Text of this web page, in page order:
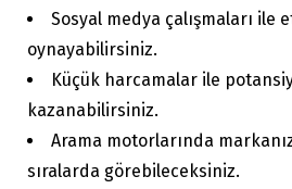
Sosyal medya çalışmaları ile
oynayabilirsiniz.
Küçük harcamalar ile
kazanabilirsiniz.
Arama motorlarında
sıralarda görebileceksiniz.